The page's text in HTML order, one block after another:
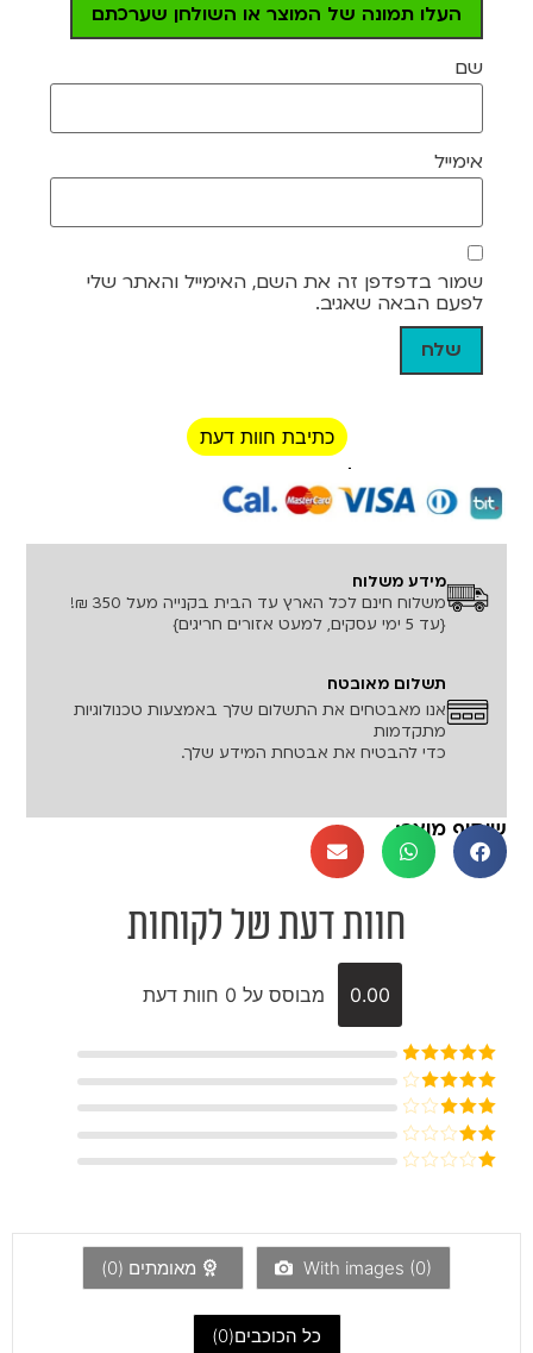
העלו תמונה של המוצר או השולחן שערכתם
שם
אימייל
שמור בדפדפן זה את השם, האימייל והאתר שלי
לפעם הבאה שאגיב.
כתיבת חוות דעת
רכישה מאובטחת!
מידע משלוח
משלוח חינם לכל הארץ עד הבית בקנייה מעל 350 ₪!
{עד 5 ימי עסקים, למעט אזורים חריגים}
תשלום מאובטח
אנו מאבטחים את התשלום שלך באמצעות טכנולוגיות
מתקדמות
כדי להבטיח את אבטחת המידע שלך.
שיתוף מוצר:
חוות דעת של לקוחות
0.00 מבוסס על 0 חוות דעת
דורג5מתוך
5
דורג4
מתוך 5
דורג3
מתוך 5
דורג
5
With images (0) מאומתים (0
)
כל הכוכבים(0
)